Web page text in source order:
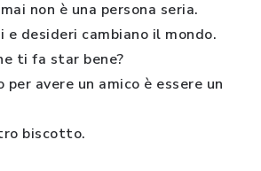
non è una persona seria.
e desideri cambiano il mondo.
ti fa star bene?
per avere un amico è essere un
biscotto.